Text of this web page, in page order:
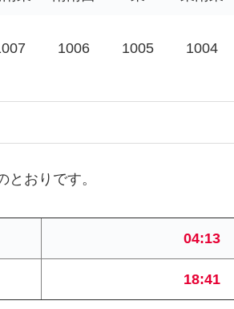
1006 1005 1004
おりです。
04:13
18:41